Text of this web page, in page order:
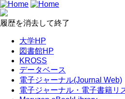
履歴を消去して終了
大学HP
図書館HP
KROSS
データベース
電子ジャーナル(Journal Web)
電子ジャーナル・電子書籍リ